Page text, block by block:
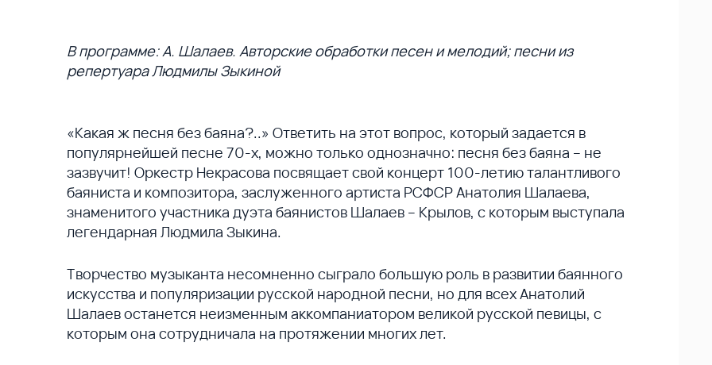
В программе: А. Шалаев. Авторские обработки песен и мелодий; песни из
репертуара Людмилы Зыкиной
«Какая ж песня без баяна?..» Ответить на этот вопрос, который задается в
популярнейшей песне 70-х, можно только однозначно: песня без баяна – не
зазвучит! Оркестр Некрасова посвящает свой концерт 100-летию талантливого
баяниста и композитора, заслуженного артиста РСФСР Анатолия Шалаева,
знаменитого участника дуэта баянистов Шалаев – Крылов, с которым выступала
легендарная Людмила Зыкина.
Творчество музыканта несомненно сыграло большую роль в развитии баянного
искусства и популяризации русской народной песни, но для всех Анатолий
Шалаев останется неизменным аккомпаниатором великой русской певицы, с
которым она сотрудничала на протяжении многих лет.